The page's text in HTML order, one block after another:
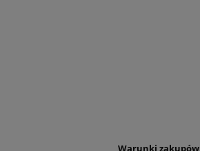
Warunki zakupów